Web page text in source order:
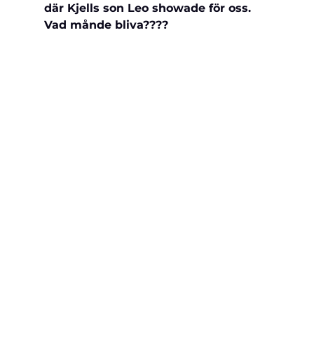
där Kjells son Leo showade för oss.
Vad månde bliva????